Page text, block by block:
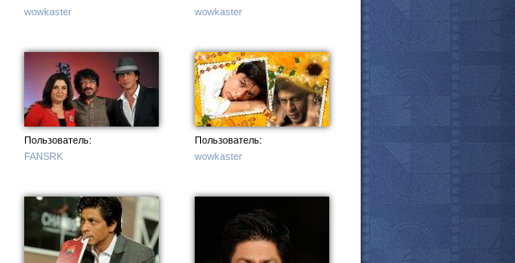
wowkaster
wowkaster
Пользователь:
FANSRK
Пользователь:
wowkaster